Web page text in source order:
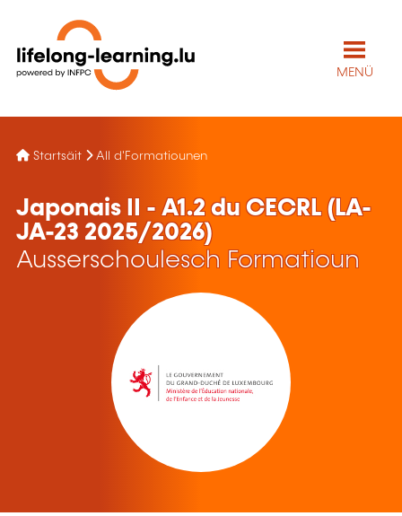
MENÜ
Startsäit All d'Formatiounen
Japonais II - A1.2 du CECRL (LA-
JA-23 2025/2026)
Ausserschoulesch Formatioun